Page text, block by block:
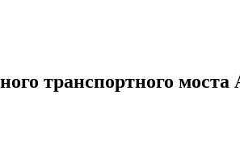
транспортного моста